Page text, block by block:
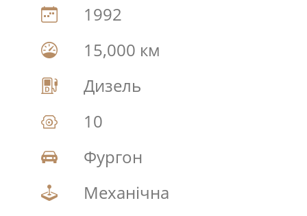
1992
15,000 км
Дизель
10
Фургон
Механічна